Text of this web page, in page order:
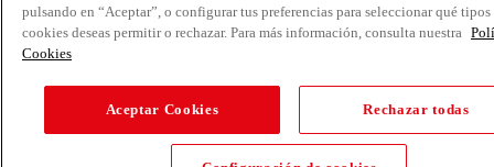
pulsando en “Aceptar”, o configurar tus preferencias para seleccionar qué tipos
cookies deseas permitir o rechazar. Para más información, consulta nuestra
Cookies
Aceptar Cookies Rechazar todas